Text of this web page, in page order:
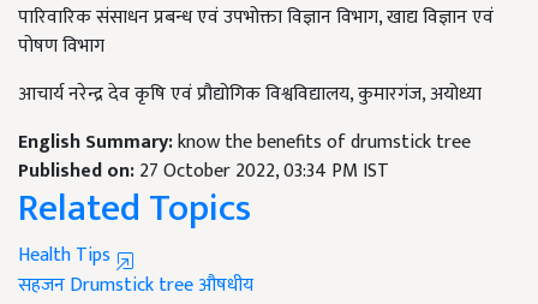
पारिवारिक संसाधन प्रबन्ध एवं उपभोक्ता विज्ञान विभाग, खाद्य विज्ञान एवं
पोषण विभाग
आचार्य नरेन्द्र देव कृषि एवं प्रौद्योगिक विश्वविद्यालय, कुमारगंज, अयोध्या
English Summary:know the benefits of drumstick tree
Published on:27 October 2022, 03:34 PM IST
Related Topics
Health Tips
सहजनDrumstick treeऔषधीय